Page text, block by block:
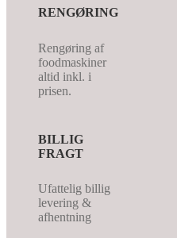
RENGØRING
Rengøring af
foodmaskiner
altid inkl. i
prisen.
BILLIG
FRAGT
Ufattelig billig
levering &
afhentning